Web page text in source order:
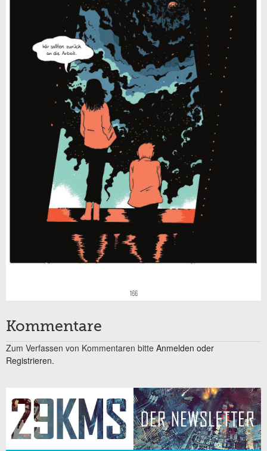
Kommentare
Zum Verfassen von Kommentaren bitte Anmelden oder
Registrieren.